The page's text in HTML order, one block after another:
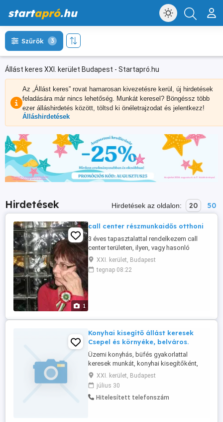
startapró.hu
Állást keres XXI. kerület Budapest - Startapró.hu
Szűrők 3
Az „Állást keres” rovat hamarosan kivezetésre kerül, új hirdetések
feladására már nincs lehetőség. Munkát keresel? Böngéssz több
ezer álláshirdetés között, töltsd ki önéletrajzodat és jelentkezz!
Álláshirdetések
Hirdetések Hirdetések az oldalon: 20 50
1
call center részmunkaidős otthoni
3 éves tapasztalattal rendelkezem call
center területen, ilyen, vagy hasonló
munkát keresek
XXI. kerület, Budapest
tegnap 08:22
Konyhai kisegítő állást keresek
Csepel és környéke, belváros.
Üzemi konyhás, büfés gyakorlattal
keresek munkát, konyhai kisegítőként,
fehér mosogatóként Csepel , belváros.
Munkaidő bérezés megegyezés szerint.
XXI. kerület, Budapest
július 30
Hitelesített telefonszám